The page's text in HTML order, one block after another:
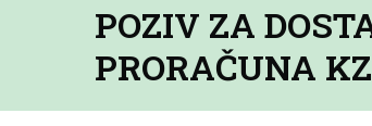
POZIV ZA
PRORAČUNA